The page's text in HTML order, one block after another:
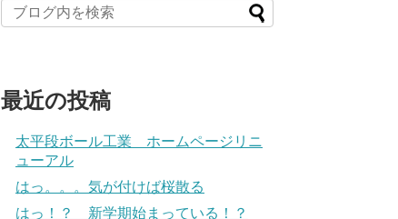
最近の投稿
太平段ボール工業 ホームページリニ
ューアル
はっ。。。気が付けば桜散る
はっ！？ 新学期始まっている！？